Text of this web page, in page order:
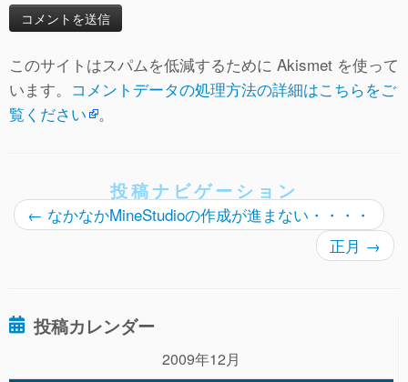
このサイトはスパムを低減するために Akismet を使って
います。 コメントデータの処理方法の詳細はこちらをご
覧ください
。
投稿ナビゲーション
← なかなかMineStudioの作成が進まない・・・・
正月 →
投稿カレンダー
2009年12月